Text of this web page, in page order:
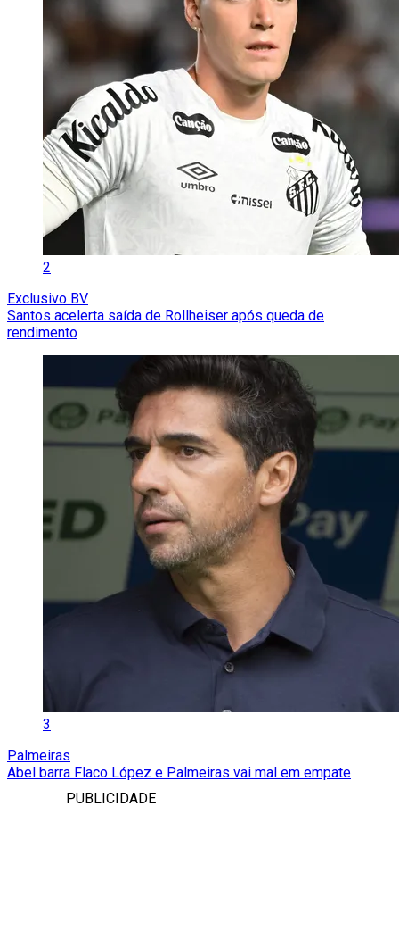
2
Exclusivo BV
Santos acelerta saída de Rollheiser após queda de
rendimento
3
Palmeiras
Abel barra Flaco López e Palmeiras vai mal em empate
PUBLICIDADE